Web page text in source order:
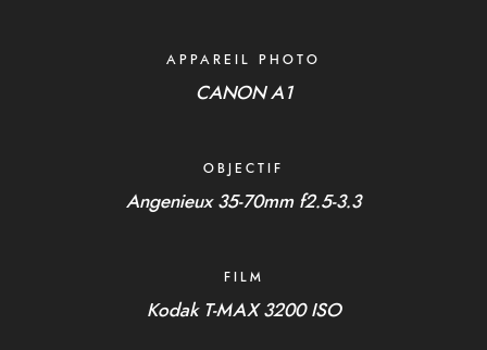
APPAREIL PHOTO
CANON A1
OBJECTIF
Angenieux35-70mm f2.5-3.3
FILM
Kodak T-MAX 3200 ISO